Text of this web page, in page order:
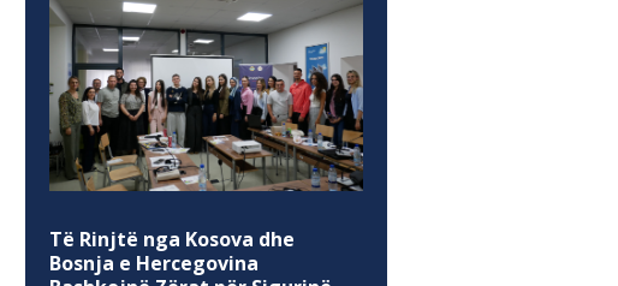
Të Rinjtë nga Kosova dhe
Bosnja e Hercegovina